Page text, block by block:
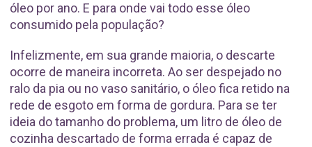
óleo por ano. E para onde vai todo esse óleo
consumido pela população?
Infelizmente, em sua grande maioria, o descarte
ocorre de maneira incorreta. Ao ser despejado no
ralo da pia ou no vaso sanitário, o óleo fica retido na
rede de esgoto em forma de gordura. Para se ter
ideia do tamanho do problema, um litro de óleo de
cozinha descartado de forma errada é capaz de